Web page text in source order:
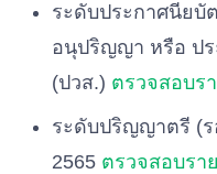
ระดับประกาศนียบั
อนุปริญญา หรือ ป
(ปวส.) ตรวจสอบร
ระดับปริญญาตรี (
2565 ตรวจสอบรา